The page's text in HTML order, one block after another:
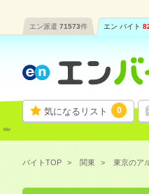
エン派遣 71573件 エン バイト
気になるリスト 0
バイトTOP 関東 東京のア